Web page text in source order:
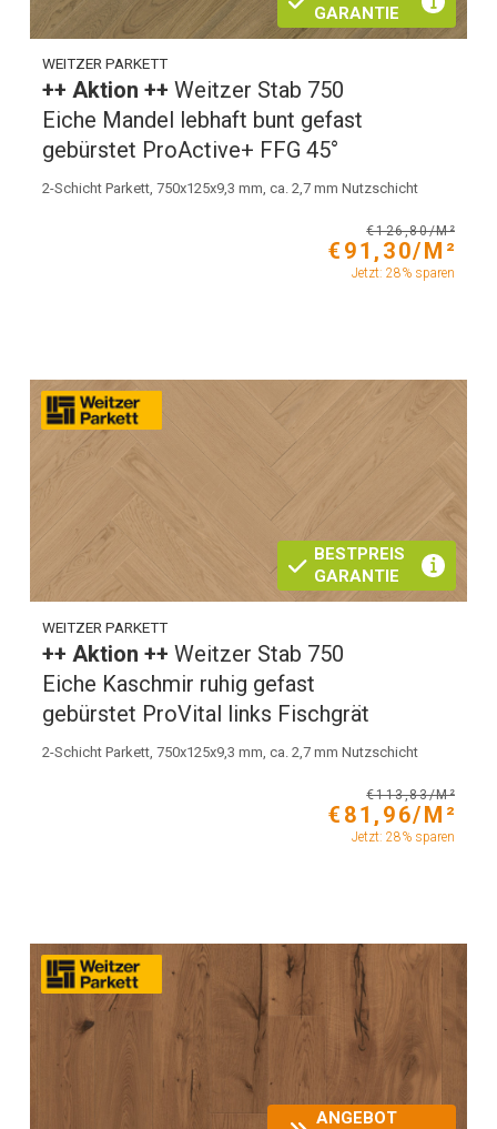
GARANTIE
WEITZER PARKETT
++ Aktion ++Weitzer Stab 750
Eiche Mandel lebhaft bunt gefast
gebürstet ProActive+ FFG 45°
2-Schicht Parkett, 750x125x9,3 mm, ca. 2,7 mm Nutzschicht
€126,80/M²
€91,30/M²
Jetzt: 28% sparen
BESTPREIS
GARANTIE
WEITZER PARKETT
++ Aktion ++Weitzer Stab 750
Eiche Kaschmir ruhig gefast
gebürstet ProVital links Fischgrät
2-Schicht Parkett, 750x125x9,3 mm, ca. 2,7 mm Nutzschicht
€113,83/M²
€81,96/M²
Jetzt: 28% sparen
ANGEBOT